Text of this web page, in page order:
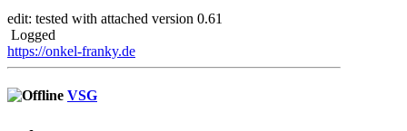
edit: tested with attached version 0.61
Logged
https://onkel-franky.de
VSG